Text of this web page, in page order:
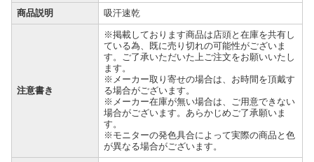
商品説明 吸汗速乾
注意書き
※掲載しております商品は店頭と在庫を共有し
ている為、既に売り切れの可能性がございま
す。ご了承いただいた上ご注文をお願いいたし
ます。
※メーカー取り寄せの場合は、お時間を頂戴す
る場合がございます。
※メーカー在庫が無い場合は、ご用意できない
場合がございます。あらかじめご了承願いま
す。
※モニターの発色具合によって実際の商品と色
が異なる場合がございます。